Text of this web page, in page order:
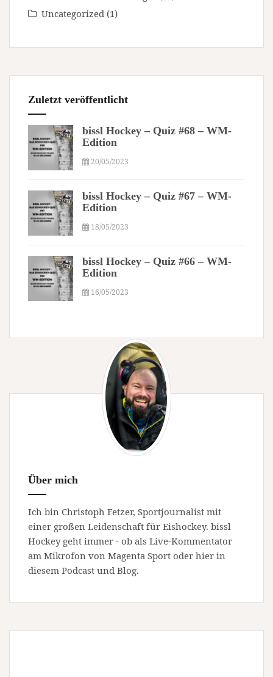
Uncategorized (1)
Zuletzt veröffentlicht
bissl Hockey – Quiz #68 – WM-
Edition
20/05/2023
bissl Hockey – Quiz #67 – WM-
Edition
18/05/2023
bissl Hockey – Quiz #66 – WM-
Edition
16/05/2023
Über mich
Ich bin Christoph Fetzer, Sportjournalist mit
einer großen Leidenschaft für Eishockey. bissl
Hockey geht immer - ob als Live-Kommentator
am Mikrofon von Magenta Sport oder hier in
diesem Podcast und Blog.